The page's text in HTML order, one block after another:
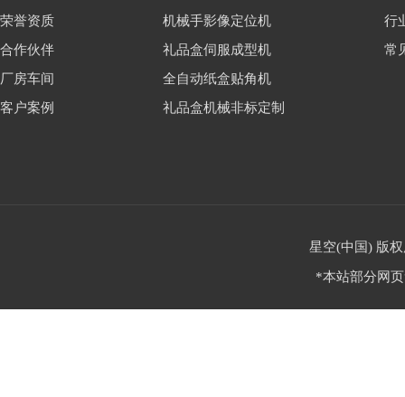
荣誉资质
合作伙伴
厂房车间
客户案例
机械手影像定位机
礼品盒伺服成型机
全自动纸盒贴角机
礼品盒机械非标定制
行
常
星空(中国) 版
*本站部分网